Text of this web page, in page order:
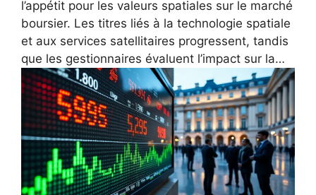
l’appétit pour les valeurs spatiales sur le marché
boursier. Les titres liés à la technologie spatiale
et aux services satellitaires progressent, tandis
que les gestionnaires évaluent l’impact sur la…